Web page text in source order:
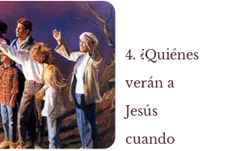
4. ¿Quiénes
verán a
Jesús
cuando